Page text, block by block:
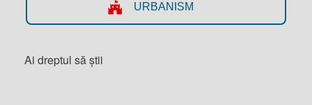
URBANISM
Ai dreptul să știi